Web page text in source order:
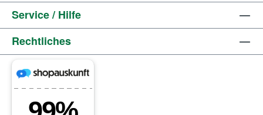
Service / Hilfe
Rechtliches